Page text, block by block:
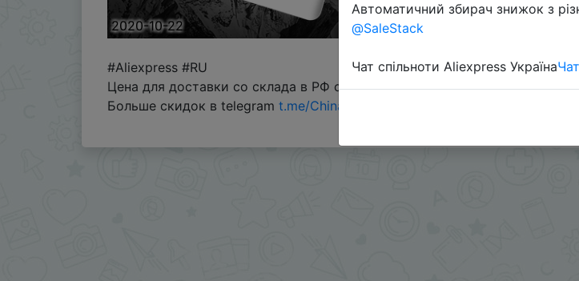
2020-10-22
#Aliexpress #RU
Цена для доставки со склада в РФ с купоном продавца - берется на
Больше скидок в telegram t.me/ChinaGoodBuy
Автоматичний збирач знижок з
@SaleStack
Чат спільноти Aliexpress Україна